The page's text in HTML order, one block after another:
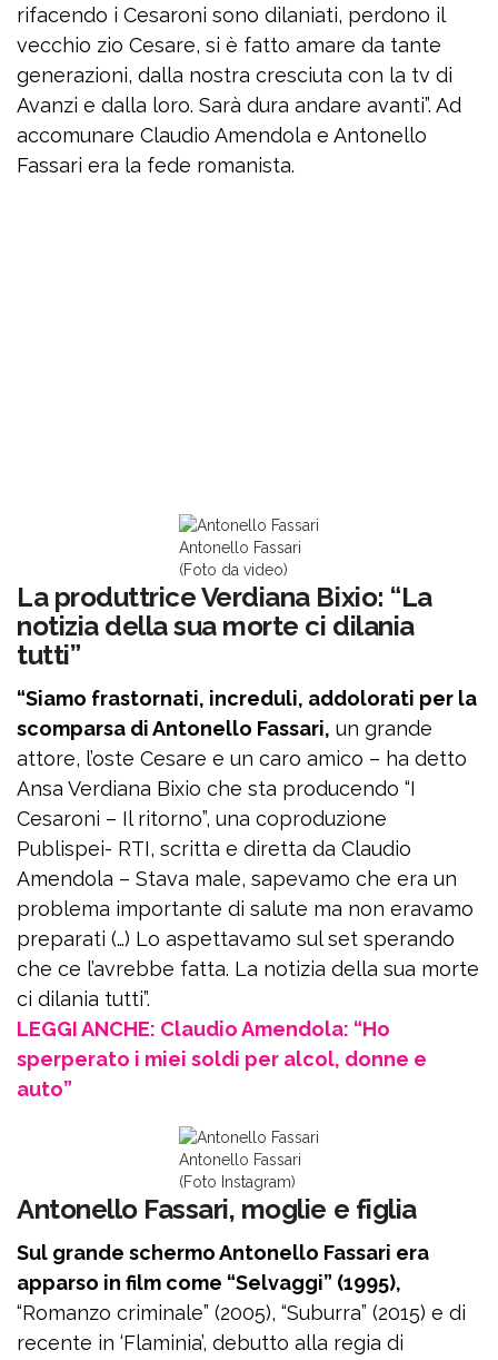
rifacendo i Cesaroni sono dilaniati, perdono il
vecchio zio Cesare, si è fatto amare da tante
generazioni, dalla nostra cresciuta con la tv di
Avanzi e dalla loro. Sarà dura andare avanti”. Ad
accomunare Claudio Amendola e Antonello
Fassari era la fede romanista.
Antonello Fassari
(Foto da video)
La produttrice Verdiana Bixio: “La
notizia della sua morte ci dilania
tutti”
“Siamo frastornati, increduli, addolorati per la
scomparsa di Antonello Fassari, un grande
attore, l’oste Cesare e un caro amico – ha detto
Ansa Verdiana Bixio che sta producendo “I
Cesaroni – Il ritorno”, una coproduzione
Publispei- RTI, scritta e diretta da Claudio
Amendola – Stava male, sapevamo che era un
problema importante di salute ma non eravamo
preparati (…) Lo aspettavamo sul set sperando
che ce l’avrebbe fatta. La notizia della sua morte
ci dilania tutti”.
LEGGI ANCHE: Claudio Amendola: “Ho
sperperato i miei soldi per alcol, donne e
auto”
Antonello Fassari
(Foto Instagram)
Antonello Fassari, moglie e figlia
Sul grande schermo Antonello Fassari era
apparso in film come “Selvaggi” (1995),
“Romanzo criminale” (2005), “Suburra” (2015) e di
recente in ‘Flaminia’, debutto alla regia di